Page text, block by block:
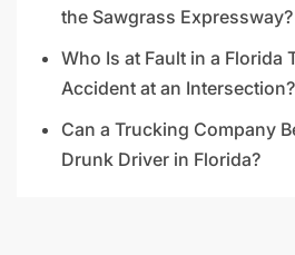
the Sawgrass Expressway?
Who Is at Fault in a Florida
Accident at an Intersection?
Can a Trucking Company
Drunk Driver in Florida?